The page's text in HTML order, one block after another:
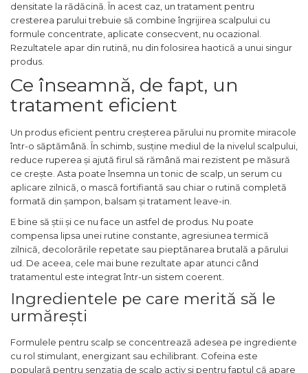
densitate la rădăcină. În acest caz, un tratament pentru
cresterea parului trebuie să combine îngrijirea scalpului cu
formule concentrate, aplicate consecvent, nu ocazional.
Rezultatele apar din rutină, nu din folosirea haotică a unui singur
produs.
Ce înseamnă, de fapt, un
tratament eficient
Un produs eficient pentru creșterea părului nu promite miracole
într-o săptămână. În schimb, susține mediul de la nivelul scalpului,
reduce ruperea și ajută firul să rămână mai rezistent pe măsură
ce crește. Asta poate însemna un tonic de scalp, un serum cu
aplicare zilnică, o mască fortifiantă sau chiar o rutină completă
formată din șampon, balsam și tratament leave-in.
E bine să știi și ce nu face un astfel de produs. Nu poate
compensa lipsa unei rutine constante, agresiunea termică
zilnică, decolorările repetate sau pieptănarea brutală a părului
ud. De aceea, cele mai bune rezultate apar atunci când
tratamentul este integrat într-un sistem coerent.
Ingredientele pe care merită să le
urmărești
Formulele pentru scalp se concentrează adesea pe ingrediente
cu rol stimulant, energizant sau echilibrant. Cofeina este
populară pentru senzația de scalp activ și pentru faptul că apare